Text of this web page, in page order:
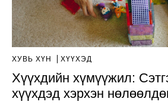
ХУВЬ ХҮН ХҮҮХЭД
Хүүхдийн хүмүүжил:
хүүхдэд хэрхэн